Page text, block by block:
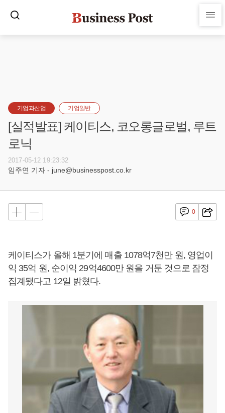
기업과산업 기업일반
[실적발표] 케이티스, 코오롱글로벌, 루트
로닉
2017-05-12 19:23:32
임주연 기자 - june@businesspost.co.kr
0
케이티스가 올해 1분기에 매출 1078억7천만 원, 영업이
익 35억 원, 순이익 29억4600만 원을 거둔 것으로 잠정
집계됐다고 12일 밝혔다.